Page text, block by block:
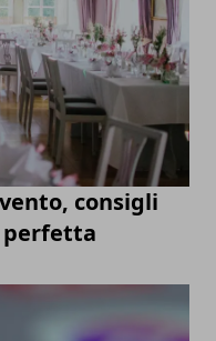
consigli
perfetta